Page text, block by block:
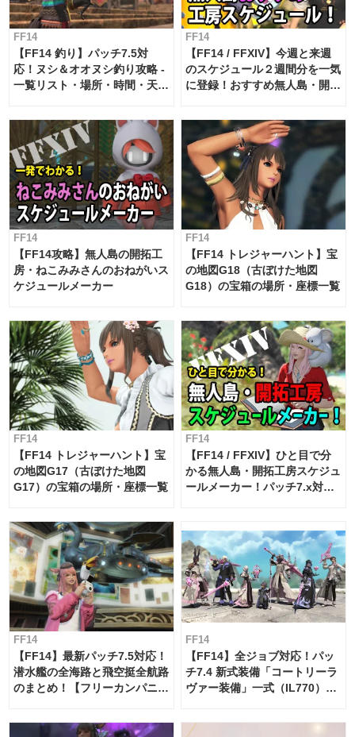
FF14
【FF14 釣り】パッチ7.5対
応！ヌシ＆オオヌシ釣り攻略 -
一覧リスト・場所・時間・天
FF14
【FF14 / FFXIV】今週と来週
のスケジュール２週間分を一気
に登録！おすすめ無人島・開拓
対応 / 毎週更新中】
FF14
【FF14攻略】無人島の開拓工
房・ねこみみさんのおねがいス
ケジュールメーカー
FF14
【FF14 トレジャーハント】宝
の地図G18（古ぼけた地図
G18）の宝箱の場所・座標一覧
FF14
【FF14 トレジャーハント】宝
の地図G17（古ぼけた地図
G17）の宝箱の場所・座標一覧
FF14
【FF14 / FFXIV】ひと目で分
かる無人島・開拓工房スケジュ
ールメーカー！パッチ7.x対応
FF14
【FF14】最新パッチ7.5対応！
潜水艦の全海路と飛空挺全航路
のまとめ！【フリーカンパニ
FF14
【FF14】全ジョブ対応！パッ
チ7.4 新式装備「コートリーラ
ヴァー装備」一式（IL770）の